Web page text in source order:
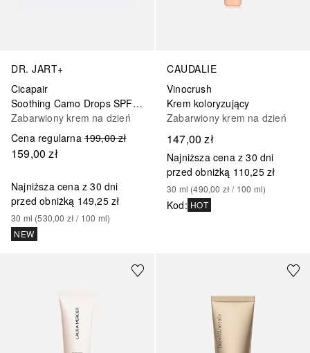
DR. JART+
Cicapair
Soothing Camo Drops SPF 20
Zabarwiony krem na dzień
Cena regularna 199,00 zł
159,00 zł
Najniższa cena z 30 dni
przed obniżką 149,25 zł
30 ml (530,00 zł / 100 ml)
NEW
CAUDALIE
Vinocrush
Krem koloryzujący
Zabarwiony krem na dzień
147,00 zł
Najniższa cena z 30 dni
przed obniżką 110,25 zł
30 ml (490,00 zł / 100 ml)
Kod: HOT
+17